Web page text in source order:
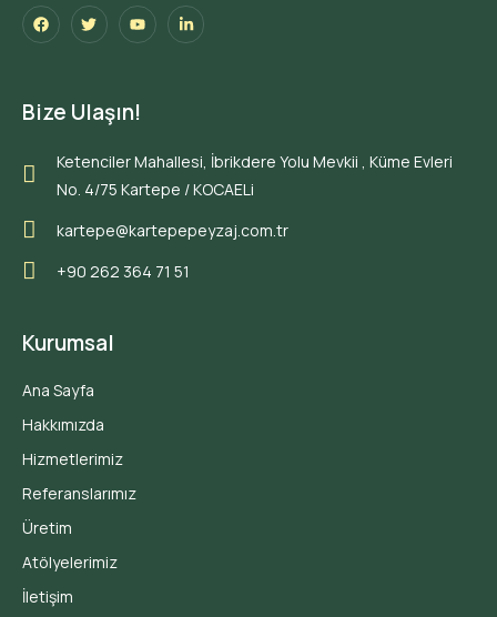
Bize Ulaşın!
Ketenciler Mahallesi, İbrikdere Yolu Mevkii , Küme Evleri
No. 4/75 Kartepe / KOCAELi
kartepe@kartepepeyzaj.com.tr
+90 262 364 71 51
Kurumsal
Ana Sayfa
Hakkımızda
Hizmetlerimiz
Referanslarımız
Üretim
Atölyelerimiz
İletişim